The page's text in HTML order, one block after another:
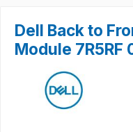
Dell Back to
Module 7R5RF